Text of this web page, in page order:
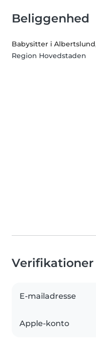
Beliggenhed
Babysitter i Albertslund
Region Hovedstaden
Verifikationer
E-mailadresse
Apple-konto